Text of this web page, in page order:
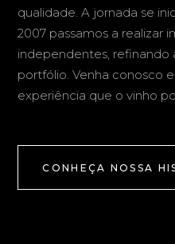
qualidade. A jornada se
2007 passamos a realizar
independentes, refinando
portfólio. Venha conosco
experiência que o vinho
CONHEÇA NOSSA